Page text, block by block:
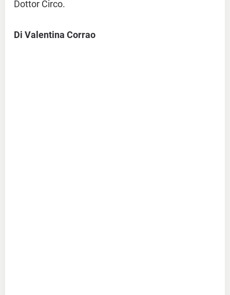
Dottor Circo.
Di Valentina Corrao